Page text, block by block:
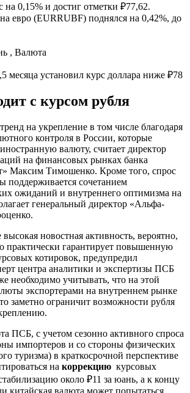
на 0,15% и достиг отметки ₽77,62.
на евро (EURRUBF) поднялся на 0,42%, до
, Валюта
с курсом рубля
на укрепление в том числе благодаря
контроля в России, которые
валюту, считает директор
на финансовых рынках банка
Максим Тимошенко. Кроме того, спрос
поддерживается сочетанием
ожиданий и внутреннего оптимизма на
генеральный директор «Альфа-
новостная активность, вероятно,
практически гарантирует повышенную
котировок, предупредил
центра аналитики и экспертизы ПСБ
необходимо учитывать, что на этой
экспортерами на внутреннем рынке
заметно ограничит возможности рубля
ПСБ, с учетом сезонно активного спроса
импортеров и со стороны физических
туризма) в краткосрочной перспективе
на коррекцию курсовых
около ₽11 за юань, а к концу